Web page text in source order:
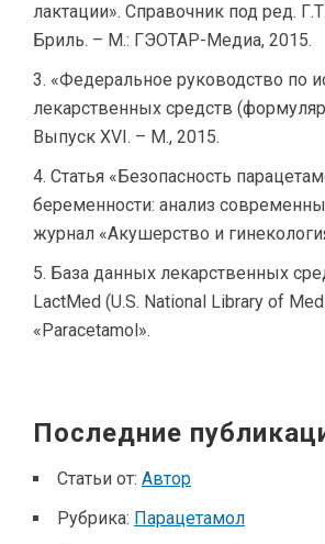
лактации». Справочник под ред.
Бриль. – М.: ГЭОТАР-Медиа, 2015.
«Федеральное руководство по
лекарственных средств
Выпуск XVI. – М., 2015.
Статья «Безопасность
беременности: анализ
журнал «Акушерство и
База данных лекарственных
LactMed (U.S. National Library of
«Paracetamol».
Последние
Статьи от: Автор
Рубрика: Парацетамол